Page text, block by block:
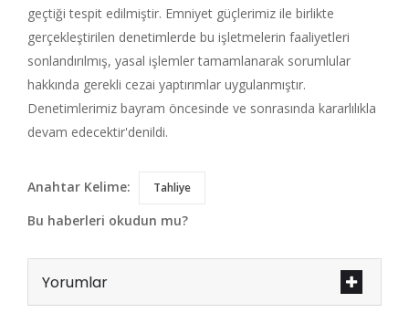
geçtiği tespit edilmiştir. Emniyet güçlerimiz ile birlikte
gerçekleştirilen denetimlerde bu işletmelerin faaliyetleri
sonlandırılmış, yasal işlemler tamamlanarak sorumlular
hakkında gerekli cezai yaptırımlar uygulanmıştır.
Denetimlerimiz bayram öncesinde ve sonrasında kararlılıkla
devam edecektir'denildi.
Anahtar Kelime: Tahliye
Bu haberleri okudun mu?
Yorumlar